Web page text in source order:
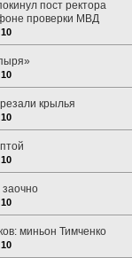
пост ректора
проверки МВД
крылья
миньон Тимченко